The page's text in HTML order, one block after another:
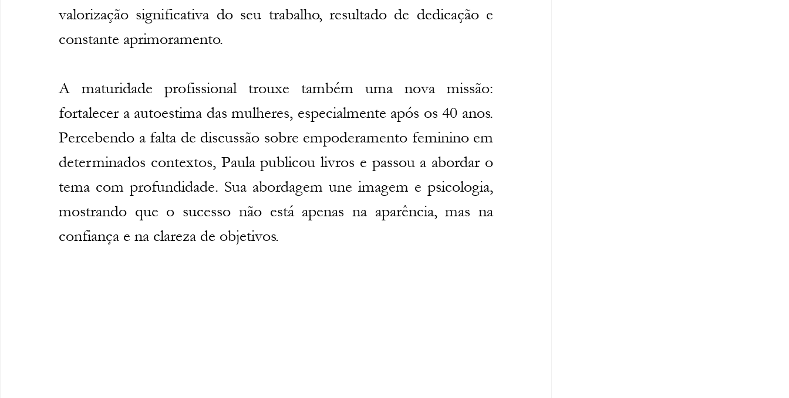
valorização significativa do seu trabalho, resultado de dedicação e
constante aprimoramento.
A maturidade profissional trouxe também uma nova missão:
fortalecer a autoestima das mulheres, especialmente após os 40 anos.
Percebendo a falta de discussão sobre empoderamento feminino em
determinados contextos, Paula publicou livros e passou a abordar o
tema com profundidade. Sua abordagem une imagem e psicologia,
mostrando que o sucesso não está apenas na aparência, mas na
confiança e na clareza de objetivos.